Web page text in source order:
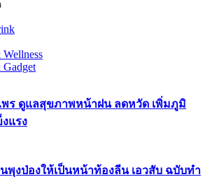
พร ดูแลสุขภาพหน้าฝน ลดหวัด เพิ่มภูมิ
แรง
พุงป่องให้เป็นหน้าท้องลีน เอวสับ ฉบับทำ